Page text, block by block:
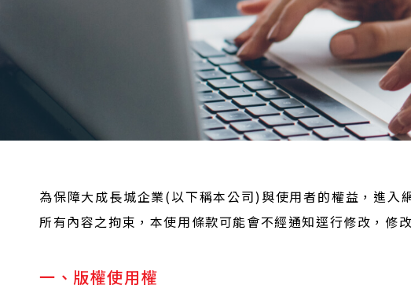
為保障大成長城企業(以下稱本公司)與使用者的權益，進
所有內容之拘束，本使用條款可能會不經通知逕行修改，修
一、版權使用權